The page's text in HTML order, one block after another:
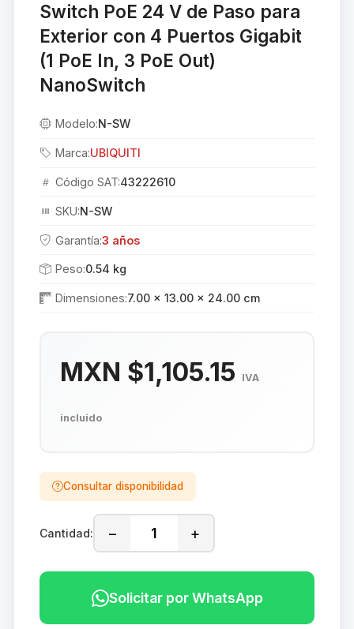
Switch PoE 24 V de Paso para
Exterior con 4 Puertos Gigabit
(1 PoE In, 3 PoE Out)
NanoSwitch
Modelo:N-SW
Marca:UBIQUITI
Código SAT:43222610
SKU:N-SW
Garantía:3 años
Peso:0.54 kg
Dimensiones:7.00 × 13.00 × 24.00 cm
MXN $1,105.15 IVA
incluido
Consultar disponibilidad
Cantidad: − +
Solicitar por WhatsApp